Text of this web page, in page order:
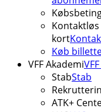
kort
Køb
VFF Akademi
StabStab
ATK+